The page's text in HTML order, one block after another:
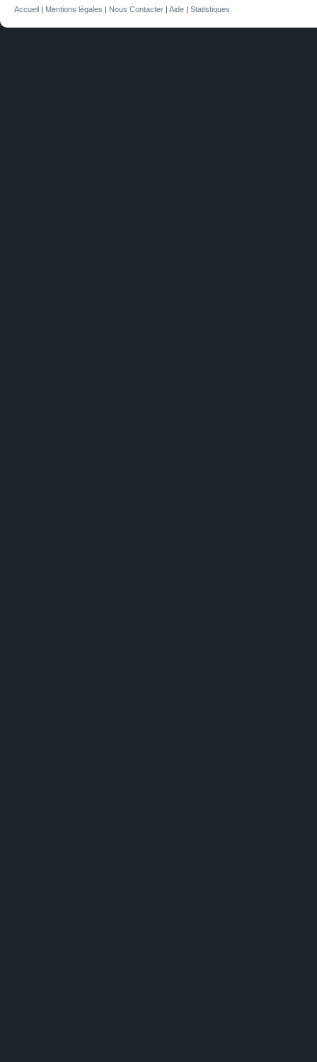
Accueil | Mentions légales | Nous Contacter | Aide | Statistiques